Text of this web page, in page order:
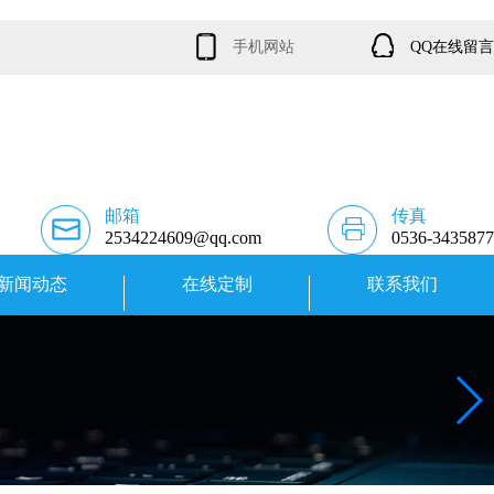
手机网站 QQ在线留言
邮箱
2534224609@qq.com
传真
0536-3435877
闻动态 在线定制 联系我们